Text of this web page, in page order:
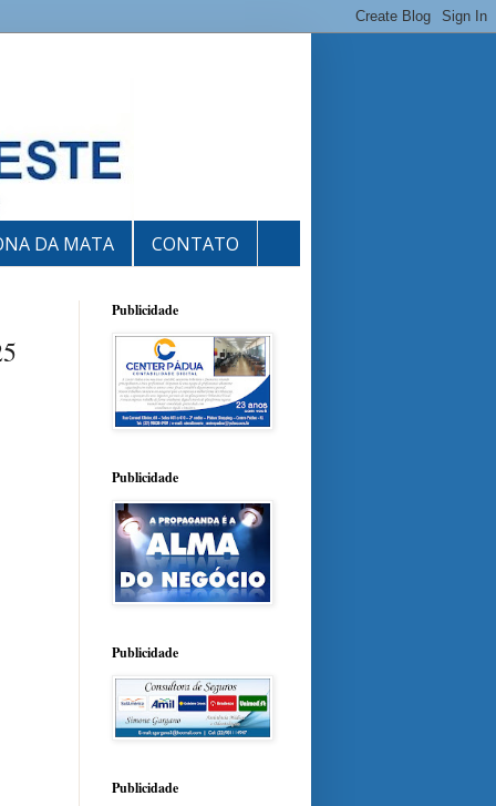
DA MATA CONTATO
Publicidade
Publicidade
Publicidade
Publicidade